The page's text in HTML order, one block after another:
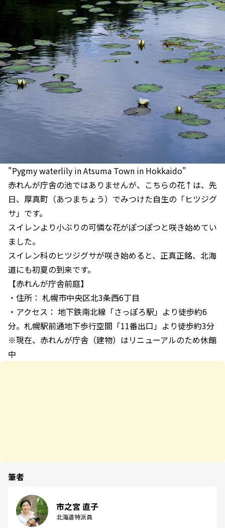
"Pygmy waterlily in Atsuma Town in Hokkaido"
赤れんが庁舎の池ではありませんが、こちらの花↑は、先
日、厚真町（あつまちょう）でみつけた自生の「ヒツジグ
サ」です。
スイレンより小ぶりの可憐な花がぽつぽつと咲き始めてい
ました。
スイレン科のヒツジグサが咲き始めると、正真正銘、北海
道にも初夏の到来です。
【赤れんが庁舎前庭】
・住所： 札幌市中央区北3条西6丁目
・アクセス： 地下鉄南北線「さっぽろ駅」より徒歩約6
分。札幌駅前通地下歩行空間「11番出口」より徒歩約3分
※現在、赤れんが庁舎（建物）はリニューアルのため休館
中
筆者
市之宮 直子
北海道特派員